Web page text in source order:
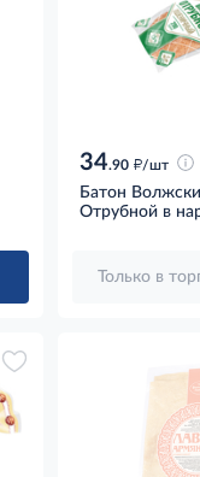
34.90 д/шт
Батон
Отрубной в
Только в